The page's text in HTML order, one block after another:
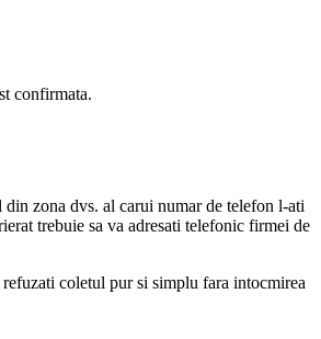
confirmata.
zona dvs. al carui numar de telefon l-ati
trebuie sa va adresati telefonic firmei de
coletul pur si simplu fara intocmirea